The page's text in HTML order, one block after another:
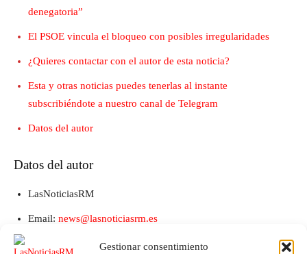
Gestionar consentimiento
denegatoria”
El PSOE vincula el bloqueo con posibles irregularidades
¿Quieres contactar con el autor de esta noticia?
Esta y otras noticias puedes tenerlas al instante
subscribiéndote a nuestro canal de Telegram
Datos del autor
Datos del autor
LasNoticiasRM
Email: news@lasnoticiasrm.es
Teléfono y Whatsapp: 641387053